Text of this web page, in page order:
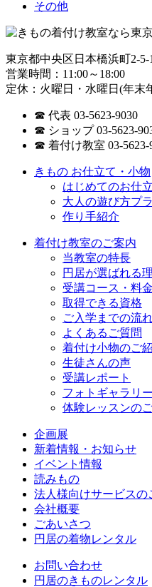
その他
東京都中央区日本橋浜町2-
営業時間：11:00～18:00
定休：火曜日・水曜日(年末
☎ 代表 03-5623-9030
☎ ショップ 03-5623-
☎ 着付け教室 03-5623-
きもの お仕立て・小物
はじめてのお仕
大人の遊び方プ
作り手紹介
着付け教室のご案内
当教室の特長
円居が選ばれる
受講コース・料
取得できる資格
ご入学までの流
よくあるご質問
着付け小物のご
生徒さんの声
受講レポート
フォトギャラリー
体験レッスンの
企画展
新着情報・お知らせ
イベント情報
読みもの
法人様向けサービスの
会社概要
ごあいさつ
円居の着物レンタル
お問い合わせ
円居のきものレンタル